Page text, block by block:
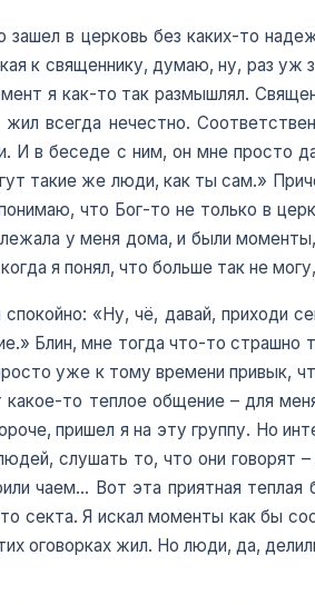
зашел в церковь без каких-то
к священнику, думаю, ну, раз
я как-то так размышлял.
всегда нечестно.
И в беседе с ним, он мне просто
такие же люди, как ты сам.»
что Бог-то не только в
у меня дома, и были
я понял, что больше так не
«Ну, чё, давай, приходи
Блин, мне тогда что-то
уже к тому времени привык,
то теплое общение – для
пришел я на эту группу. Но
слушать то, что они говорят
чаем… Вот эта приятная
секта. Я искал моменты как бы
оговорках жил. Но люди, да,